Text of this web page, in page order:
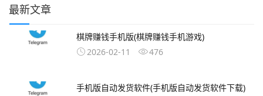
最新文章
棋牌赚钱手机版(棋牌赚钱手机游戏)
2026-02-11
476
手机版自动发货软件(手机版自动发货软件下载)